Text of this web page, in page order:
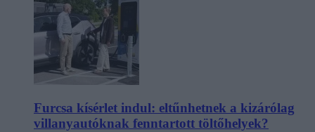
Furcsa kísérlet indul: eltűnhetnek a kizárólag
villanyautóknak fenntartott töltőhelyek?